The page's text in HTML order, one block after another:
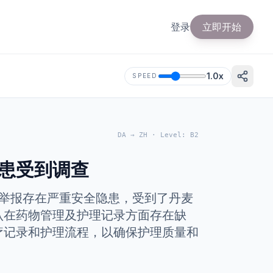
登录 立即开始
SPEED 1.0x
DA → ZH · Level : B2
受到调查
报存在严重安全隐患，受到了丹麦
药物管理及护理记录方面存在缺
录和护理流程，以确保护理质量和